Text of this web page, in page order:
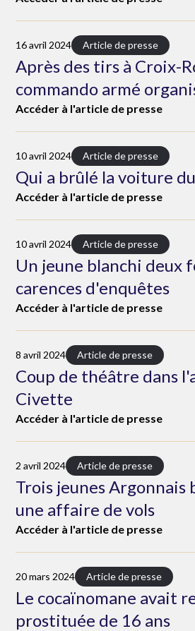
16 avril 2024 Article de presse
Après des tirs à Croix-
commando armé
expédition punitive à la
Accéder à l'article de presse
10 avril 2024 Article de presse
Qui a brûlé la voiture
Accéder à l'article de presse
10 avril 2024 Article de presse
Un jeune blanchi deux
carences d'enquêtes
Accéder à l'article de presse
8 avril 2024 Article de presse
Coup de théâtre dans
Civette
Accéder à l'article de presse
2 avril 2024 Article de presse
Trois jeunes Argonnais
une affaire de vols
Accéder à l'article de presse
20 mars 2024 Article de presse
Le cocaïnomane avait
prostituée de 16 ans